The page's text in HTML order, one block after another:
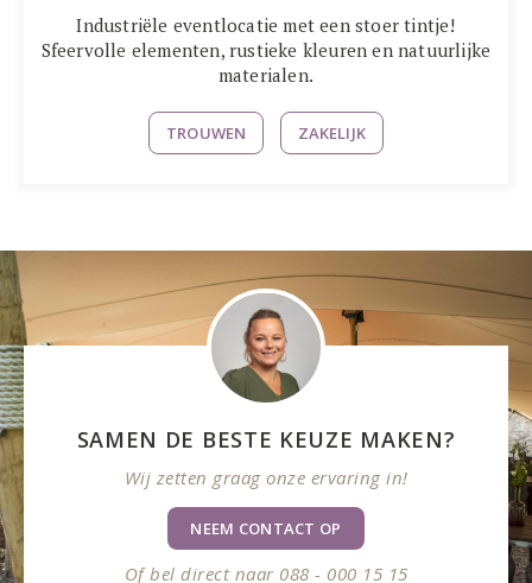
Industriële eventlocatie met een stoer tintje!
Sfeervolle elementen, rustieke kleuren en natuurlijke
materialen.
TROUWEN ZAKELIJK
SAMEN DE BESTE KEUZE MAKEN?
Wij zetten graag onze ervaring in!
NEEM CONTACT OP
Of bel direct naar 088 - 000 15 15